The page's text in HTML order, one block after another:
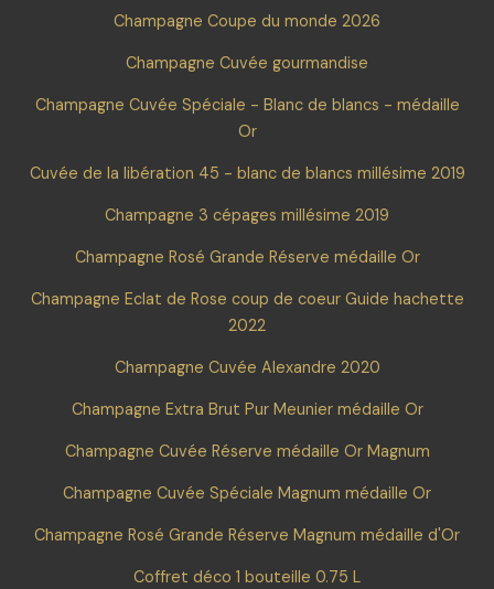
Champagne Coupe du monde 2026
Champagne Cuvée gourmandise
Champagne Cuvée Spéciale - Blanc de blancs - médaille
Or
Cuvée de la libération 45 - blanc de blancs millésime 2019
Champagne 3 cépages millésime 2019
Champagne Rosé Grande Réserve médaille Or
Champagne Eclat de Rose coup de coeur Guide hachette
2022
Champagne Cuvée Alexandre 2020
Champagne Extra Brut Pur Meunier médaille Or
Champagne Cuvée Réserve médaille Or Magnum
Champagne Cuvée Spéciale Magnum médaille Or
Champagne Rosé Grande Réserve Magnum médaille d'Or
Coffret déco 1 bouteille 0.75 L